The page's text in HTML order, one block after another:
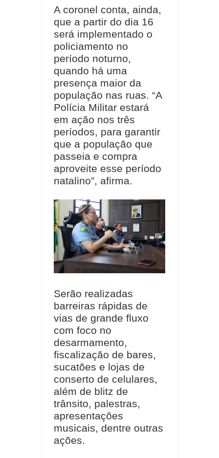
A coronel conta, ainda,
que a partir do dia 16
será implementado o
policiamento no
período noturno,
quando há uma
presença maior da
população nas ruas. “A
Polícia Militar estará
em ação nos três
períodos, para garantir
que a população que
passeia e compra
aproveite esse período
natalino”, afirma.
Serão realizadas
barreiras rápidas de
vias de grande fluxo
com foco no
desarmamento,
fiscalização de bares,
sucatões e lojas de
conserto de celulares,
além de blitz de
trânsito, palestras,
apresentações
musicais, dentre outras
ações.